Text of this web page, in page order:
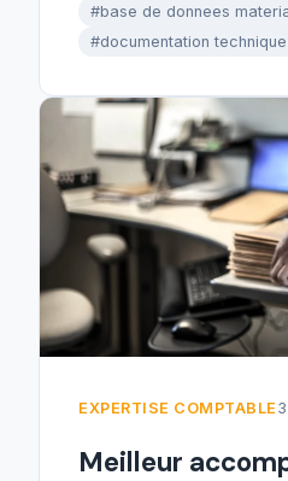
#base de donnees
#documentation technique
EXPERTISE COMPTABLE
Meilleur